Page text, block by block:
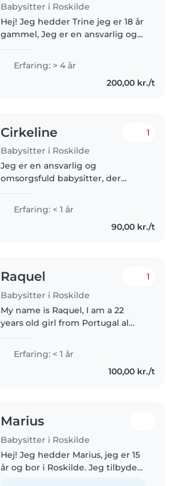
Babysitter i Roskilde
Hej! Jeg hedder Trine jeg er 18 år
gammel, Jeg er en ansvarlig og
elsker at være sammen med
børn. Jeg er tålmodig, kreativ og
god til at skabe trygge og..
Erfaring: > 4 år
200,00 kr./t
Cirkeline
Babysitter i Roskilde
1
Jeg er en ansvarlig og
omsorgsfuld babysitter, der
aldre. Jeg er
førstehjælpscertificeret og har
erfaring med børn med særlige
Erfaring: < 1 år
90,00 kr./t
Raquel
Babysitter i Roskilde
1
My name is Raquel, I am a 22
years old girl from Portugal al
Masters in Social
entrepreneurship and
management at RUC and I have
Erfaring: < 1 år
100,00 kr./t
Marius
Babysitter i Roskilde
Hej! Jeg hedder Marius, jeg er 15
år og bor i Roskilde. Jeg tilbyder